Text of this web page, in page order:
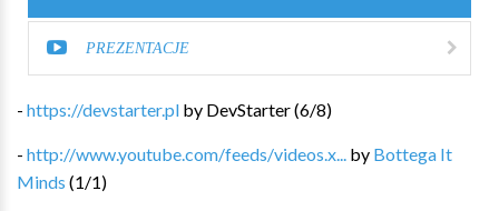
PREZENTACJE
- https://devstarter.pl by DevStarter(6/8)
- http://www.youtube.com/feeds/videos.x... by Bottega It
Minds (1/1)